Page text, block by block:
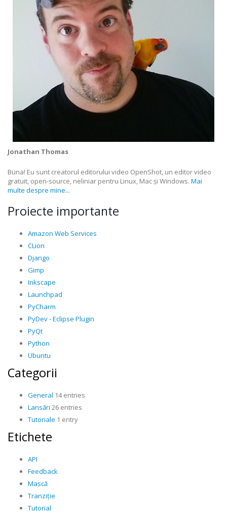
Jonathan Thomas
Buna! Eu sunt creatorul editorului video OpenShot, un editor video
gratuit, open-source, neliniar pentru Linux, Mac și Windows. Mai
multe despre mine...
Proiecte importante
Amazon Web Services
CLion
Django
Gimp
Inkscape
Launchpad
PyCharm
PyDev - Eclipse Plugin
PyQt
Python
Ubuntu
Categorii
General 14 entries
Lansări 26 entries
Tutoriale 1 entry
Etichete
API
Feedback
Mască
Tranziție
Tutorial